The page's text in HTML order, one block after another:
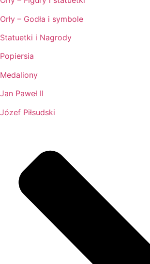
Orły – Godła i symbole
Statuetki i Nagrody
Popiersia
Medaliony
Jan Paweł II
Józef Piłsudski